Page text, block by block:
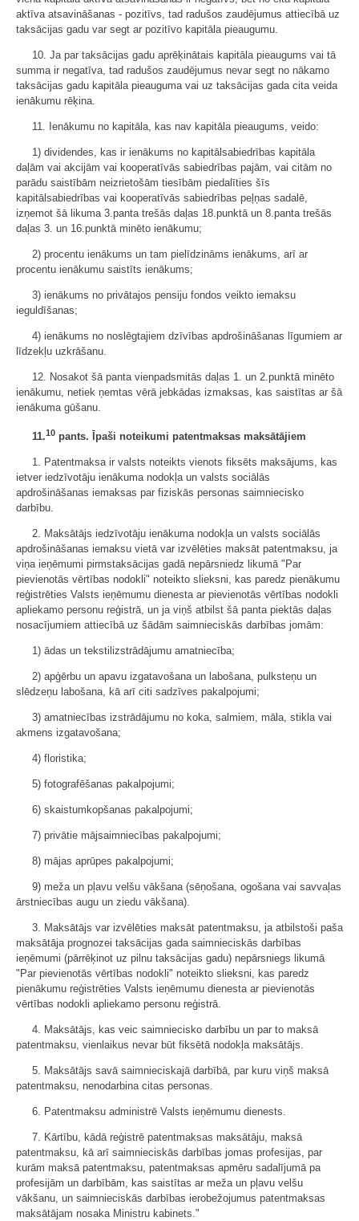
aktīva atsavināšanas - pozitīvs, tad radušos zaudējumus attiecībā uz
taksācijas gadu var segt ar pozitīvo kapitāla pieaugumu.
10. Ja par taksācijas gadu aprēķinātais kapitāla pieaugums vai tā
summa ir negatīva, tad radušos zaudējumus nevar segt no nākamo
taksācijas gadu kapitāla pieauguma vai uz taksācijas gada cita veida
ienākumu rēķina.
11. Ienākumu no kapitāla, kas nav kapitāla pieaugums, veido:
1) dividendes, kas ir ienākums no kapitālsabiedrības kapitāla
daļām vai akcijām vai kooperatīvās sabiedrības pajām, vai citām no
parādu saistībām neizrietošām tiesībām piedalīties šīs
kapitālsabiedrības vai kooperatīvās sabiedrības peļņas sadalē,
izņemot šā likuma 3.panta trešās daļas 18.punktā un 8.panta trešās
daļas 3. un 16.punktā minēto ienākumu;
2) procentu ienākums un tam pielīdzināms ienākums, arī ar
procentu ienākumu saistīts ienākums;
3) ienākums no privātajos pensiju fondos veikto iemaksu
ieguldīšanas;
4) ienākums no noslēgtajiem dzīvības apdrošināšanas līgumiem ar
līdzekļu uzkrāšanu.
12. Nosakot šā panta vienpadsmitās daļas 1. un 2.punktā minēto
ienākumu, netiek ņemtas vērā jebkādas izmaksas, kas saistītas ar šā
ienākuma gūšanu.
11.10 pants. Īpaši noteikumi patentmaksas maksātājiem
1. Patentmaksa ir valsts noteikts vienots fiksēts maksājums, kas
ietver iedzīvotāju ienākuma nodokļa un valsts sociālās
apdrošināšanas iemaksas par fiziskās personas saimniecisko
darbību.
2. Maksātājs iedzīvotāju ienākuma nodokļa un valsts sociālās
apdrošināšanas iemaksu vietā var izvēlēties maksāt patentmaksu, ja
viņa ieņēmumi pirmstaksācijas gadā nepārsniedz likumā "Par
pievienotās vērtības nodokli" noteikto slieksni, kas paredz pienākumu
reģistrēties Valsts ieņēmumu dienesta ar pievienotās vērtības nodokli
apliekamo personu reģistrā, un ja viņš atbilst šā panta piektās daļas
nosacījumiem attiecībā uz šādām saimnieciskās darbības jomām:
1) ādas un tekstilizstrādājumu amatniecība;
2) apģērbu un apavu izgatavošana un labošana, pulksteņu un
slēdzeņu labošana, kā arī citi sadzīves pakalpojumi;
3) amatniecības izstrādājumu no koka, salmiem, māla, stikla vai
akmens izgatavošana;
4) floristika;
5) fotografēšanas pakalpojumi;
6) skaistumkopšanas pakalpojumi;
7) privātie mājsaimniecības pakalpojumi;
8) mājas aprūpes pakalpojumi;
9) meža un pļavu velšu vākšana (sēņošana, ogošana vai savvaļas
ārstniecības augu un ziedu vākšana).
3. Maksātājs var izvēlēties maksāt patentmaksu, ja atbilstoši paša
maksātāja prognozei taksācijas gada saimnieciskās darbības
ieņēmumi (pārrēķinot uz pilnu taksācijas gadu) nepārsniegs likumā
"Par pievienotās vērtības nodokli" noteikto slieksni, kas paredz
pienākumu reģistrēties Valsts ieņēmumu dienesta ar pievienotās
vērtības nodokli apliekamo personu reģistrā.
4. Maksātājs, kas veic saimniecisko darbību un par to maksā
patentmaksu, vienlaikus nevar būt fiksētā nodokļa maksātājs.
5. Maksātājs savā saimnieciskajā darbībā, par kuru viņš maksā
patentmaksu, nenodarbina citas personas.
6. Patentmaksu administrē Valsts ieņēmumu dienests.
7. Kārtību, kādā reģistrē patentmaksas maksātāju, maksā
patentmaksu, kā arī saimnieciskās darbības jomas profesijas, par
kurām maksā patentmaksu, patentmaksas apmēru sadalījumā pa
profesijām un darbībām, kas saistītas ar meža un pļavu velšu
vākšanu, un saimnieciskās darbības ierobežojumus patentmaksas
maksātājam nosaka Ministru kabinets."